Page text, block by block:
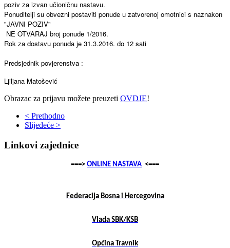
poziv za izvan učioničnu nastavu.
Ponuditelji su obvezni postaviti ponude u zatvorenoj omotnici s naznakon
"JAVNI POZIV"
NE OTVARAJ broj ponude 1/2016.
Rok za dostavu ponuda je 31.3.2016. do 12 sati
Predsjednik povjerenstva :
Ljiljana Matošević
Obrazac za prijavu možete preuzeti OVDJE!
< Prethodno
Slijedeće >
Linkovi zajednice
===> ONLINE NASTAVA <===
Federacija Bosna i Hercegovina
Vlada SBK/KSB
Općina Travnik